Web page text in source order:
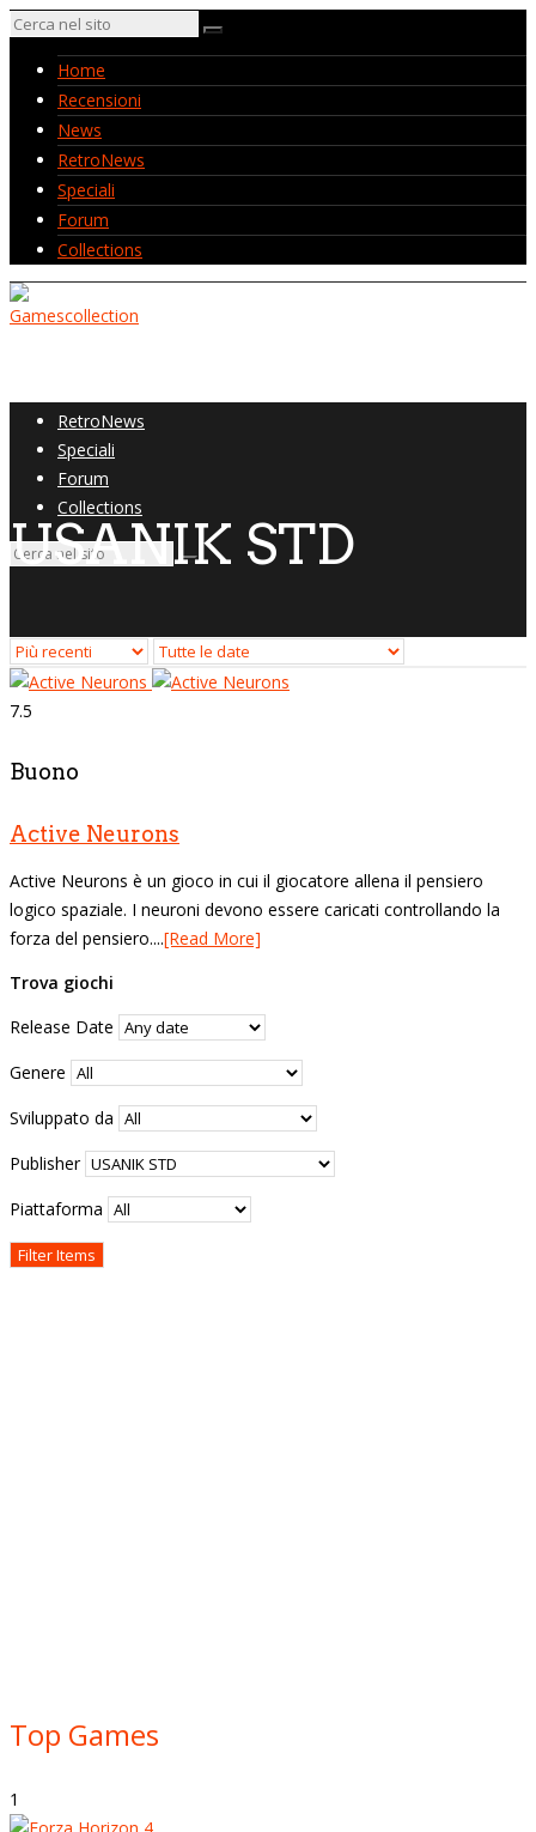
Home
Recensioni
News
RetroNews
Speciali
Forum
Collections
RetroNews
Speciali
Forum
Collections
USANIK STD
7.5
Buono
Active Neurons
Active Neurons è un gioco in cui il giocatore allena il pensiero
logico spaziale. I neuroni devono essere caricati controllando la
forza del pensiero....[Read More]
Trova giochi
Release Date
Genere
Sviluppato da
Publisher
Piattaforma
Top Games
1